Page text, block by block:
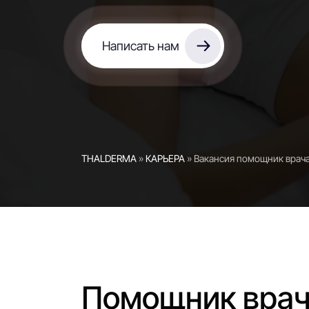
Написать нам
THALDERMA » КАРЬЕРА » Вакансия помощник
Помощник